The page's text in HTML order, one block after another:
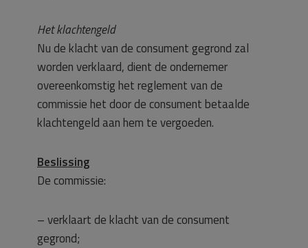
Het klachtengeld
Nu de klacht van de consument gegrond zal
worden verklaard, dient de ondernemer
overeenkomstig het reglement van de
commissie het door de consument betaalde
klachtengeld aan hem te vergoeden.
Beslissing
De commissie:
– verklaart de klacht van de consument
gegrond;